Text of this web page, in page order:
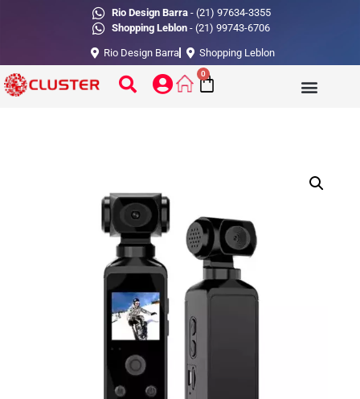
Rio Design Barra- (21) 97634-3355
Shopping Leblon - (21) 99743-6706
Rio Design Barra Shopping Leblon
0